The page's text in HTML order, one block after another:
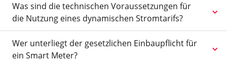
Was sind die technischen Voraussetzungen für
die Nutzung eines dynamischen Stromtarifs?
Wer unterliegt der gesetzlichen Einbaupflicht für
ein Smart Meter?